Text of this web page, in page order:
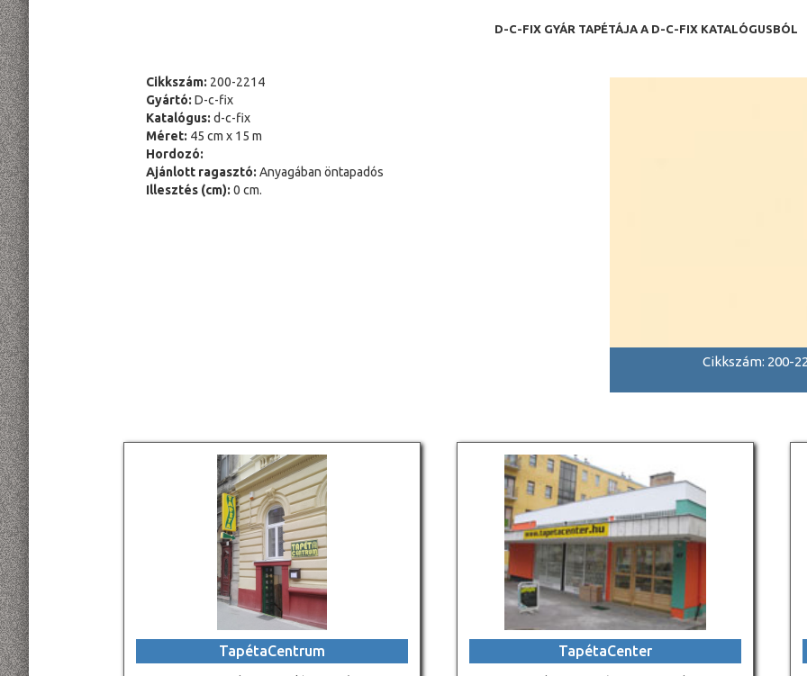
D-C-FIX GYÁR TAPÉTÁJA A D-C-FIX KATALÓGUSBÓL
Cikkszám: 200-2214
Gyártó: D-c-fix
Katalógus: d-c-fix
Méret: 45 cm x 15 m
Hordozó:
Ajánlott ragasztó: Anyagában öntapadós
Illesztés (cm): 0 cm.
Cikkszám: 200-
TapétaCentrum TapétaCenter